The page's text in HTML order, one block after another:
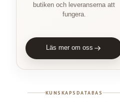
butiken och leveranserna att
fungera.
Läs mer om oss
KUNSKAPSDATABAS
99 SEK